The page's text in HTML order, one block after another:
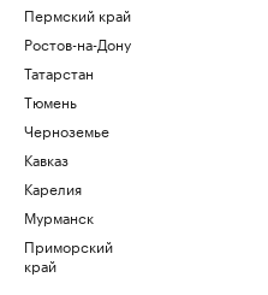
Пермский край
Ростов-на-Дону
Татарстан
Тюмень
Черноземье
Кавказ
Карелия
Мурманск
Приморский
край